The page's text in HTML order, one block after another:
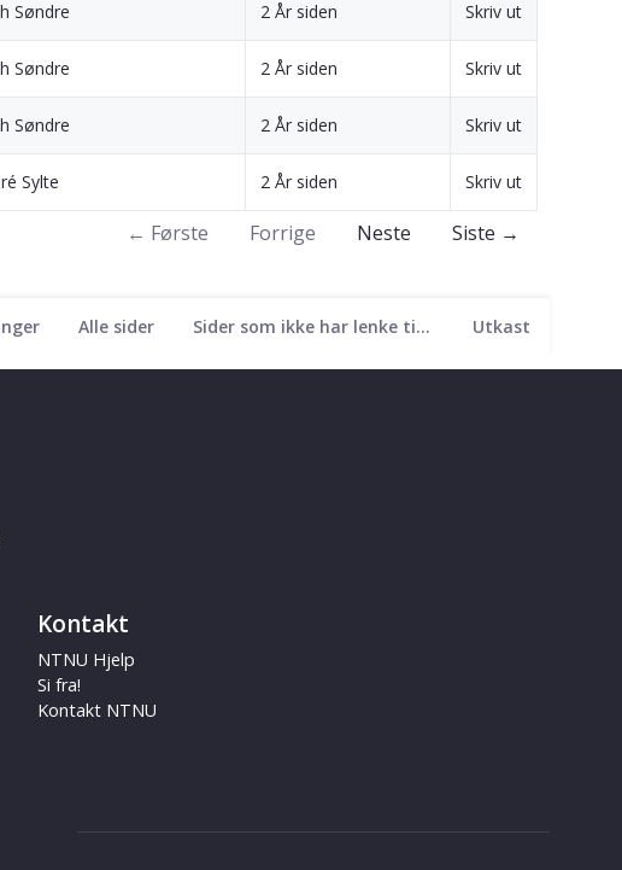
Alle sider Sider som ikke har lenke til seg Utkast
Søndre 2 År siden Skriv ut
Søndre 2 År siden Skriv ut
Søndre 2 År siden Skriv ut
Sylte 2 År siden Skriv ut
← Første Forrige Neste Siste →
Kontakt
NTNU Hjelp
Si fra!
Kontakt NTNU